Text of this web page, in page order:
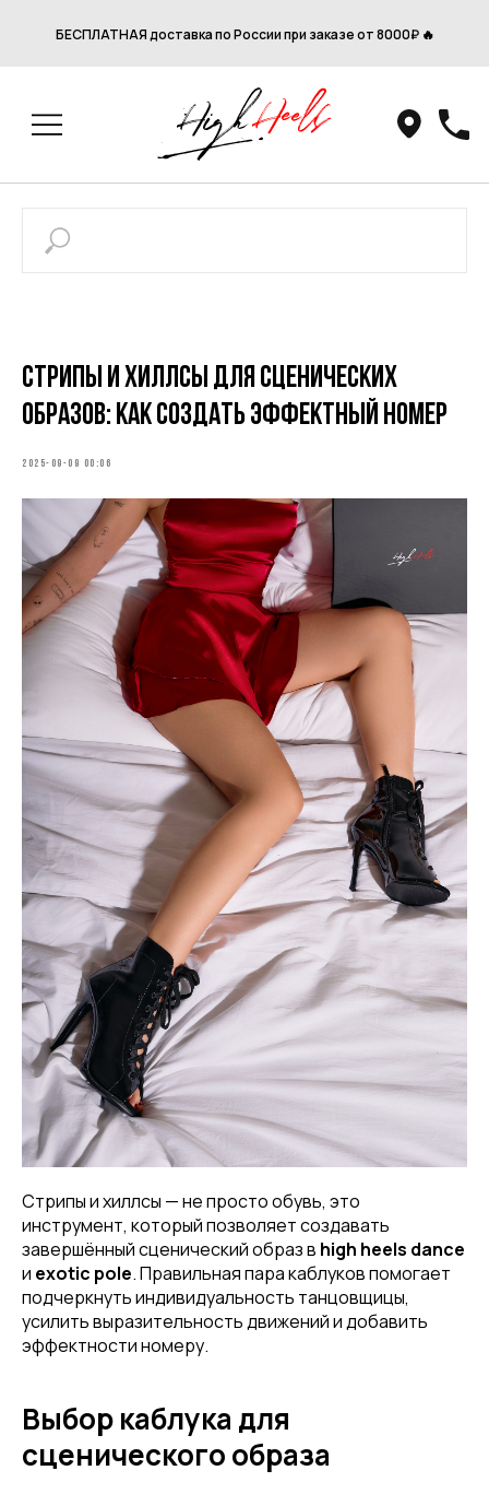
БЕСПЛАТНАЯ доставка по России при заказе от 8000₽ 🔥
Стрипы и хиллсы для сценических
образов: как создать эффектный номер
2025-09-09 00:06
Стрипы и хиллсы — не просто обувь, это
инструмент, который позволяет создавать
завершённый сценический образ в high heels dance
и exotic pole. Правильная пара каблуков помогает
подчеркнуть индивидуальность танцовщицы,
усилить выразительность движений и добавить
эффектности номеру.
Выбор каблука для
сценического образа